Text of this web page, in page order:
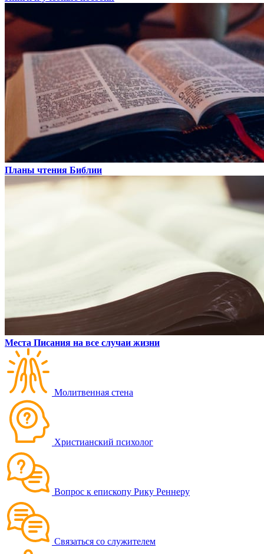
Планы чтения Библии
Места Писания на все случаи жизни
Молитвенная стена
Христианский психолог
Вопрос к епископу Рику Реннеру
Связаться со служителем